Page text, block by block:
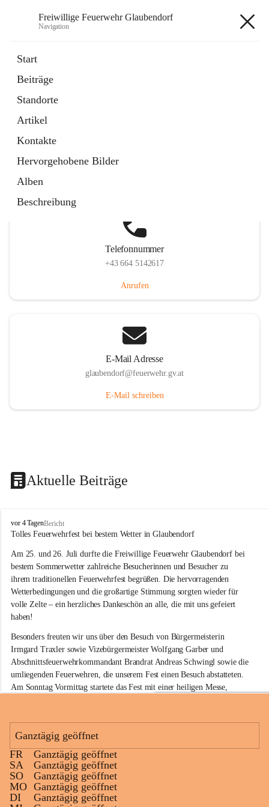
Freiwillige Feuerwehr Glaubendorf
Navigation
Start
Beiträge
Standorte
Artikel
Kontakte
Hervorgehobene Bilder
Alben
Beschreibung
Telefonnummer
+43 664 5142617
Anrufen
E-Mail Adresse
glaubendorf@feuerwehr.gv.at
E-Mail schreiben
Aktuelle Beiträge
F
r
i
w
i
l
i
g
e
F
e
u
e
r
w
G
l
a
u
b
e
n
vor 4 TagenBericht
Tolles Feuerwehrfest bei bestem Wetter in Glaubendorf
Am 25. und 26. Juli durfte die Freiwillige Feuerwehr Glaubendorf bei
bestem Sommerwetter zahlreiche Besucherinnen und Besucher zu
ihrem traditionellen Feuerwehrfest begrüßen. Die hervorragenden
Wetterbedingungen und die großartige Stimmung sorgten wieder für
volle Zelte – ein herzliches Dankeschön an alle, die mit uns gefeiert
haben!
Besonders freuten wir uns über den Besuch von Bürgermeisterin
Irmgard Traxler sowie Vizebürgermeister Wolfgang Garber und
Abschnittsfeuerwehrkommandant Brandrat Andreas Schwingl sowie die
umliegenden Feuerwehren, die unserem Fest einen Besuch abstatteten.
Am Sonntag Vormittag startete das Fest mit einer heiligen Messe,
Musikverein Rußbach, der mit seinem Frühschoppenkonzert beste
Eine Hüpfburg sowie verschiedene Spiele sorgten für jede Menge Spaß
und Unterhaltung.
Kulinarisch war ebenfalls für jeden Geschmack etwas dabei. Neben
köstlichen Grillspezialitäten am gesamten Wochenende standen am
Ganztägig geöffnet
FR
Ganztägig geöffnet
SA
Ganztägig geöffnet
SO
Ganztägig geöffnet
MO Ganztägig geöffnet
DI
Ganztägig geöffnet